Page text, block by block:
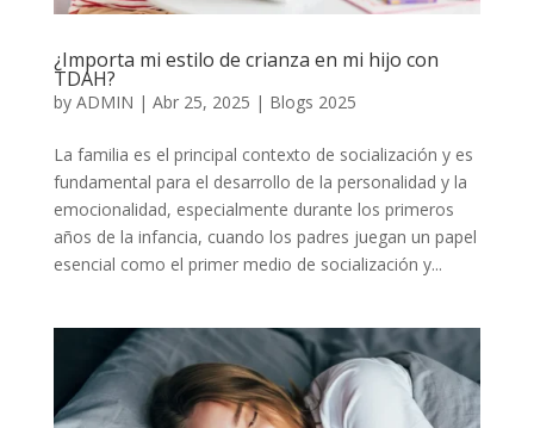
¿Importa mi estilo de crianza en mi hijo con
TDAH?
by ADMIN | Abr 25, 2025 | Blogs 2025
La familia es el principal contexto de socialización y es
fundamental para el desarrollo de la personalidad y la
emocionalidad, especialmente durante los primeros
años de la infancia, cuando los padres juegan un papel
esencial como el primer medio de socialización y...